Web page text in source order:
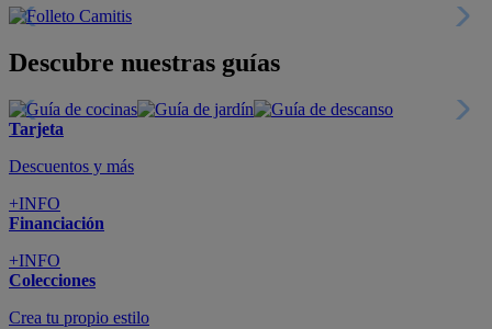
Descubre nuestras guías
Tarjeta
Descuentos y más
+INFO
Financiación
+INFO
Colecciones
Crea tu propio estilo